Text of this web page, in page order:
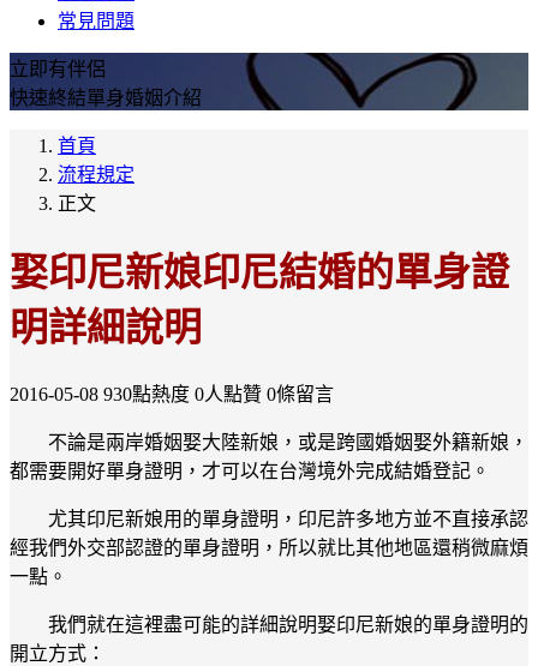
常見問題
立即有伴侶
快速終結單身婚姻介紹
首頁
流程規定
正文
娶印尼新娘印尼結婚的單身證
明詳細說明
2016-05-08 930點熱度 0人點贊 0條留言
不論是兩岸婚姻娶大陸新娘，或是跨國婚姻娶外籍新娘，
都需要開好單身證明，才可以在台灣境外完成結婚登記。
尤其印尼新娘用的單身證明，印尼許多地方並不直接承認
經我們外交部認證的單身證明，所以就比其他地區還稍微麻煩
一點。
我們就在這裡盡可能的詳細說明娶印尼新娘的單身證明的
開立方式：